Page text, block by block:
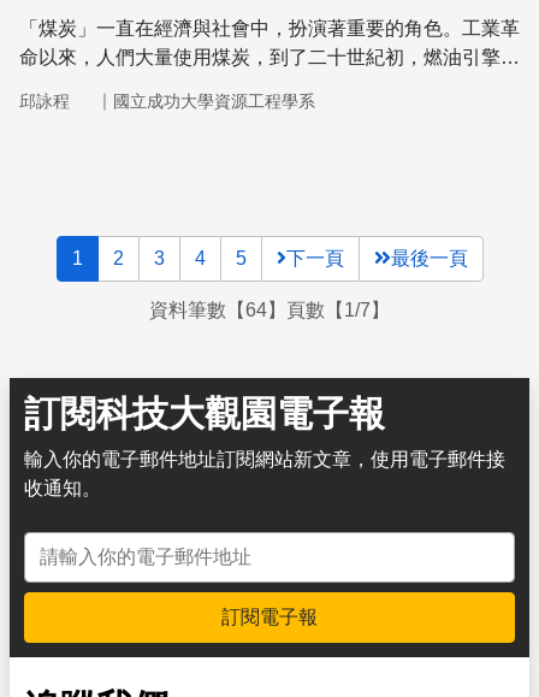
「煤炭」一直在經濟與社會中，扮演著重要的角色。工業革
命以來，人們大量使用煤炭，到了二十世紀初，燃油引擎成
力發電仍保有重要的地位，人們對煤炭的依賴程度可見一
兩方面，我們到底應該如何抉擇？又是否有折衷的方法，讓
我們可以在使用煤炭的同時，又能不影響環境生態呢？潔淨
煤碳技術或許就是拯救煤炭的一道曙光。
邱詠程 ｜ 國立成功大學資源工程學系
1 2 3 4 5 下一頁 最後一頁
資料筆數【64】頁數【1/7】
訂閱科技大觀園電子報
輸入你的電子郵件地址訂閱網站新文章，使用電子郵件接
收通知。
電子郵件地址
訂閱電子報